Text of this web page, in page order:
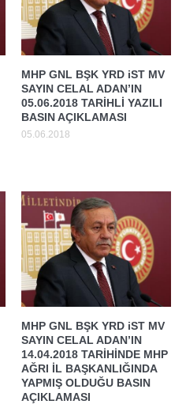
MHP GNL BŞK YRD iST MV
SAYIN CELAL ADAN’IN
05.06.2018 TARİHLİ YAZILI
BASIN AÇIKLAMASI
05.06.2018
MHP GNL BŞK YRD iST MV
SAYIN CELAL ADAN’IN
14.04.2018 TARİHİNDE MHP
AĞRI İL BAŞKANLIĞINDA
YAPMIŞ OLDUĞU BASIN
AÇIKLAMASI